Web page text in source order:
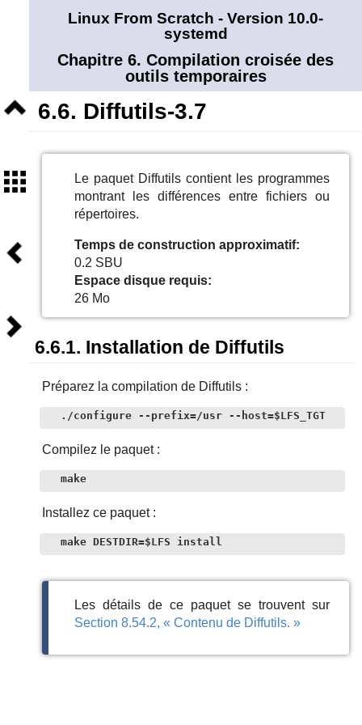
Linux From Scratch - Version 10.0-
systemd
Chapitre 6. Compilation croisée des
outils temporaires
6.6. Diffutils-3.7
Le paquet Diffutils contient les programmes
montrant les différences entre fichiers ou
répertoires.
Temps de construction approximatif:
0.2 SBU
Espace disque requis:
26 Mo
6.6.1. Installation de Diffutils
Préparez la compilation de Diffutils :
./configure --prefix=/usr --host=$LFS_TGT
Compilez le paquet :
make
Installez ce paquet :
make DESTDIR=$LFS install
Les détails de ce paquet se trouvent sur
Section 8.54.2, « Contenu de Diffutils. »
Précédent
Suivant
supérieur
Sommaire